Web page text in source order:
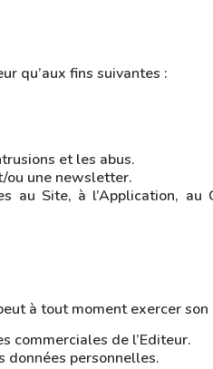
qu’aux fins suivantes :
et les abus.
ou une newsletter.
au Site, à l’Application,
à tout moment exercer son
commerciales de l’Editeur.
données personnelles.